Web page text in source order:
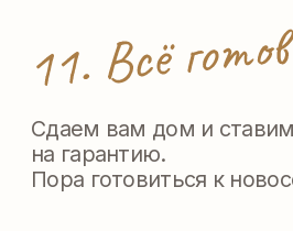
Фиксированные
договоренности, нет такого,
что сегодня одно, а завтра
другое